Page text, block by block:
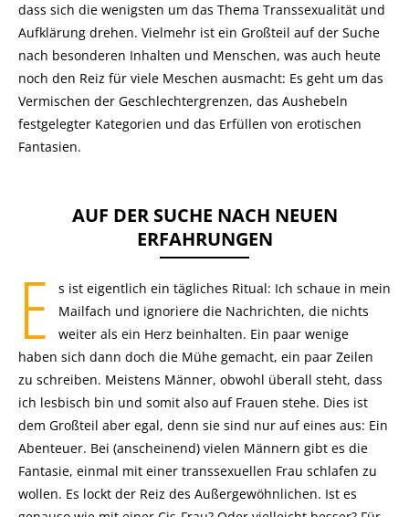
dass sich die wenigsten um das Thema Transsexualität und
Aufklärung drehen. Vielmehr ist ein Großteil auf der Suche
nach besonderen Inhalten und Menschen, was auch heute
noch den Reiz für viele Meschen ausmacht: Es geht um das
Vermischen der Geschlechtergrenzen, das Aushebeln
festgelegter Kategorien und das Erfüllen von erotischen
Fantasien.
AUF DER SUCHE NACH NEUEN
ERFAHRUNGEN
E
s ist eigentlich ein tägliches Ritual: Ich schaue in mein
Mailfach und ignoriere die Nachrichten, die nichts
weiter als ein Herz beinhalten. Ein paar wenige
haben sich dann doch die Mühe gemacht, ein paar Zeilen
zu schreiben. Meistens Männer, obwohl überall steht, dass
ich lesbisch bin und somit also auf Frauen stehe. Dies ist
dem Großteil aber egal, denn sie sind nur auf eines aus: Ein
Abenteuer. Bei (anscheinend) vielen Männern gibt es die
Fantasie, einmal mit einer transsexuellen Frau schlafen zu
wollen. Es lockt der Reiz des Außergewöhnlichen. Ist es